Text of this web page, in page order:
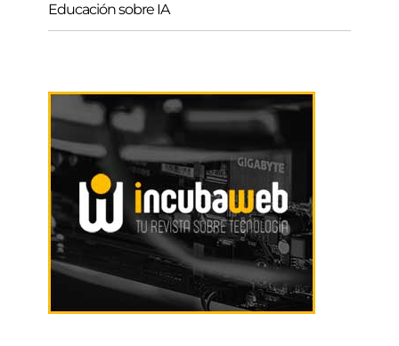
Educación sobre IA